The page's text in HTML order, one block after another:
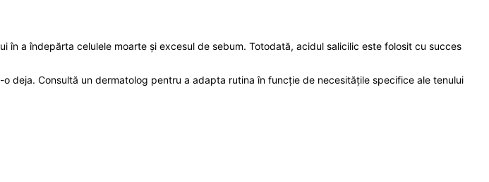
a îndepărta celulele moarte și excesul de sebum. Totodată, acidul salicilic este folosit cu succes
Consultă un dermatolog pentru a adapta rutina în funcție de necesitățile specifice ale tenului